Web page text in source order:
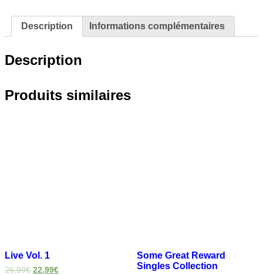
Description Informations complémentaires
Description
Produits similaires
Live Vol. 1
26,99€ 22,99€
Some Great Reward
Singles Collection